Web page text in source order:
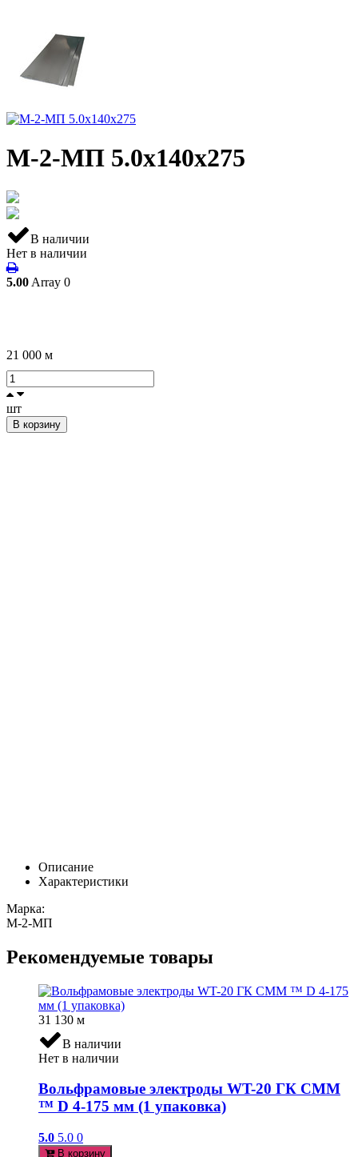
М-2-МП 5.0х140х275
В наличии
Нет в наличии
5.00 Array 0
21 000 м
шт
В корзину
Описание
Характеристики
Марка:
М-2-МП
Рекомендуемые товары
31 130 м
В наличии
Нет в наличии
Вольфрамовые электроды WT-20 ГК СММ
™ D 4-175 мм (1 упаковка)
5.0 5.0 0
В корзину